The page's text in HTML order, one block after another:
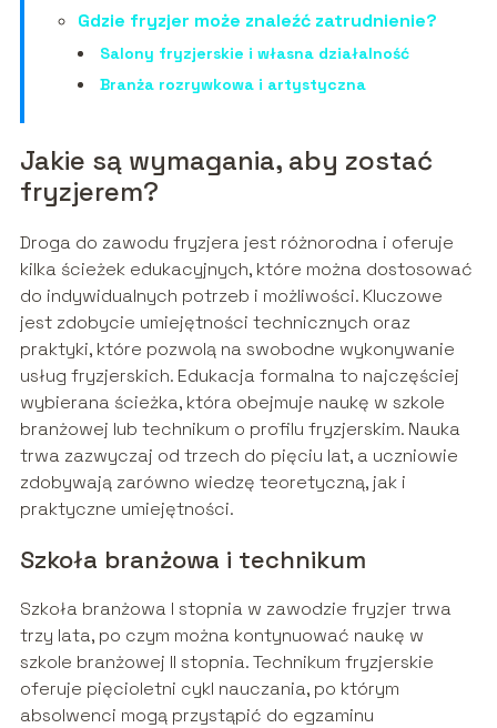
Gdzie fryzjer może znaleźć zatrudnienie?
Salony fryzjerskie i własna działalność
Branża rozrywkowa i artystyczna
Jakie są wymagania, aby zostać
fryzjerem?
Droga do zawodu fryzjera jest różnorodna i oferuje
kilka ścieżek edukacyjnych, które można dostosować
do indywidualnych potrzeb i możliwości. Kluczowe
jest zdobycie umiejętności technicznych oraz
praktyki, które pozwolą na swobodne wykonywanie
usług fryzjerskich. Edukacja formalna to najczęściej
wybierana ścieżka, która obejmuje naukę w szkole
branżowej lub technikum o profilu fryzjerskim. Nauka
trwa zazwyczaj od trzech do pięciu lat, a uczniowie
zdobywają zarówno wiedzę teoretyczną, jak i
praktyczne umiejętności.
Szkoła branżowa i technikum
Szkoła branżowa I stopnia w zawodzie fryzjer trwa
trzy lata, po czym można kontynuować naukę w
szkole branżowej II stopnia. Technikum fryzjerskie
oferuje pięcioletni cykl nauczania, po którym
absolwenci mogą przystąpić do egzaminu